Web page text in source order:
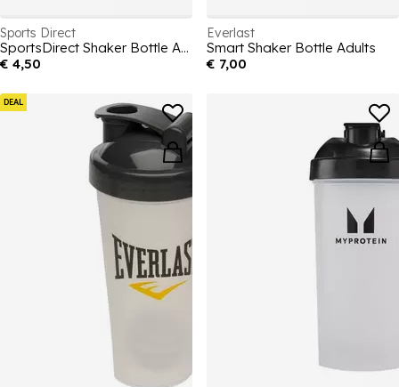
Sports Direct
SportsDirect Shaker Bottle Adults
€ 4,50
Everlast
Smart Shaker Bottle Adults
€ 7,00
DEAL